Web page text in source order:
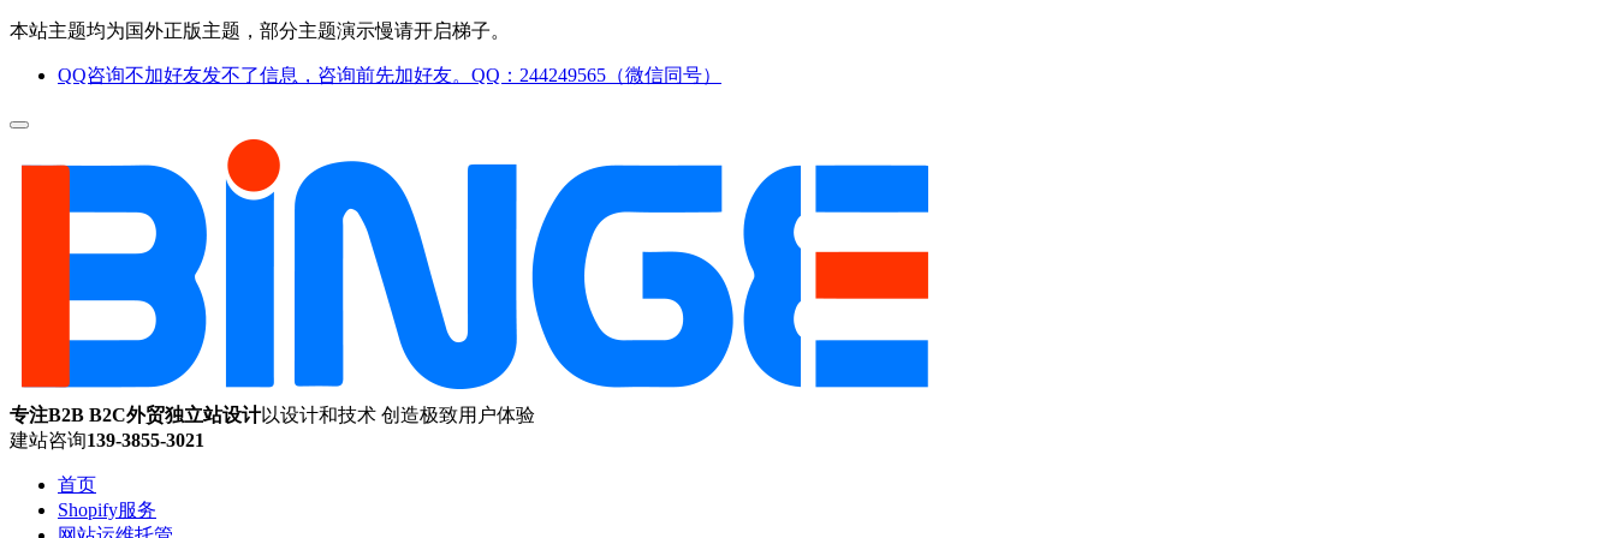
本站主题均为国外正版主题，部分主题演示慢请开启梯子。
QQ咨询不加好友发不了信息，咨询前先加好友。QQ：244249565（微信同号）
专注B2B B2C外贸独立站设计以设计和技术 创造极致用户体验
建站咨询139-3855-3021
首页
Shopify服务